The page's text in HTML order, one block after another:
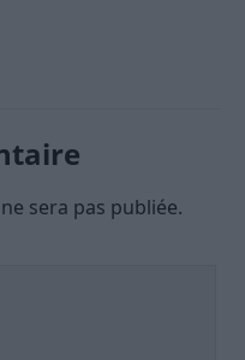
sera pas publiée.